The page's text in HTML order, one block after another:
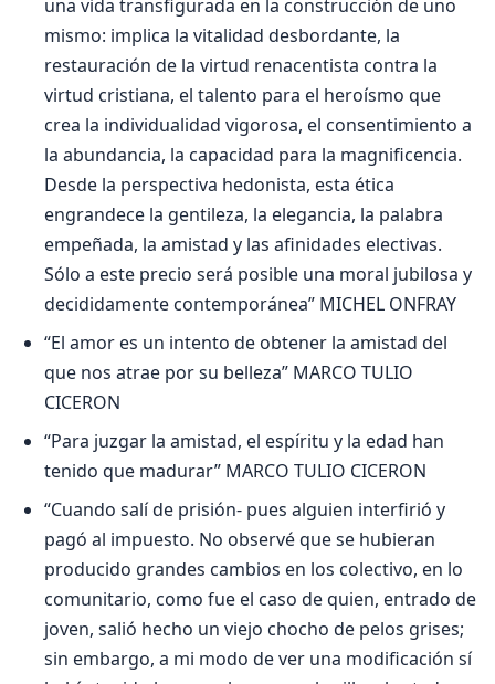
una vida transfigurada en la construcción de uno
mismo: implica la vitalidad desbordante, la
restauración de la virtud renacentista contra la
virtud cristiana, el talento para el heroísmo que
crea la individualidad vigorosa, el consentimiento a
la abundancia, la capacidad para la magnificencia.
Desde la perspectiva hedonista, esta ética
engrandece la gentileza, la elegancia, la palabra
empeñada, la amistad y las afinidades electivas.
Sólo a este precio será posible una moral jubilosa y
decididamente contemporánea” MICHEL ONFRAY
“El amor es un intento de obtener la amistad del
que nos atrae por su belleza” MARCO TULIO
CICERON
“Para juzgar la amistad, el espíritu y la edad han
tenido que madurar” MARCO TULIO CICERON
“Cuando salí de prisión- pues alguien interfirió y
pagó al impuesto. No observé que se hubieran
producido grandes cambios en los colectivo, en lo
comunitario, como fue el caso de quien, entrado de
joven, salió hecho un viejo chocho de pelos grises;
sin embargo, a mi modo de ver una modificación sí